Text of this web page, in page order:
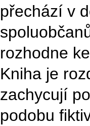
přechází v
rozhodne
Kniha je
zachycují
podobu